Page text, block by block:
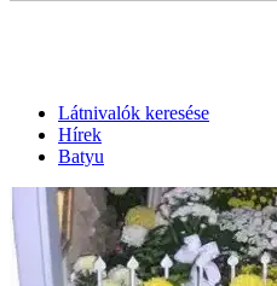
Látnivalók keresése
Hírek
Batyu